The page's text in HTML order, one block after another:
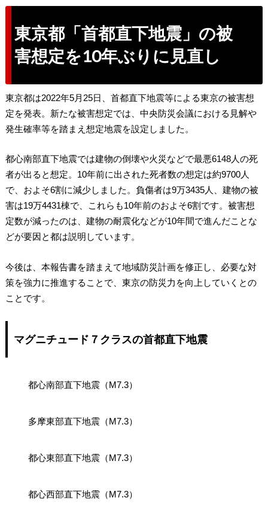
東京都「首都直下地震」の被
害想定を10年ぶりに見直し
東京都は2022年5月25日、首都直下地震等による東京の被害想
定を発表。新たな被害想定では、中央防災会議における見解や
発生確率等を踏まえ想定地震を設定しました。
都心南部直下地震では建物の倒壊や火災などで最悪6148人の死
者が出ると想定。10年前に出された死者数の想定は約9700人
で、およそ6割に減少しました。負傷者は9万3435人、建物の被
害は19万4431棟で、これらも10年前のおよそ6割です。被害想
定数が減ったのは、建物の耐震化などが10年間で進んだことな
どが要因と都は説明しています。
今後は、本報告書を踏まえて地域防災計画を修正し、必要な対
策を強力に推進することで、東京の防災力を向上していくとの
ことです。
マグニチュード７クラスの首都直下地震
都心南部直下地震（M7.3）
多摩東部直下地震（M7.3）
都心東部直下地震（M7.3）
都心西部直下地震（M7.3）